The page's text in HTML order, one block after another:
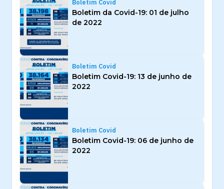
Boletim Covid
Boletim da Covid-19: 01 de julho
de 2022
Boletim Covid
Boletim Covid-19: 13 de junho de
2022
Boletim Covid
Boletim Covid-19: 06 de junho de
2022